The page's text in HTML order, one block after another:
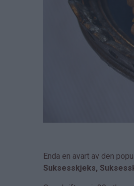
Enda en avart av den
Suksesskjeks,